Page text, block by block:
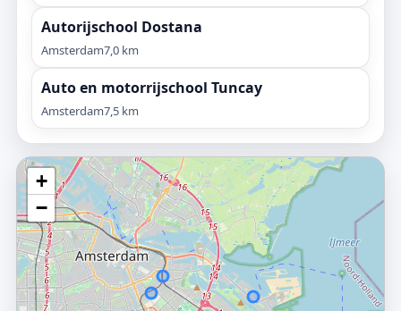
Autorijschool Dostana
Amsterdam7,0 km
Auto en motorrijschool Tuncay
Amsterdam7,5 km
+
−